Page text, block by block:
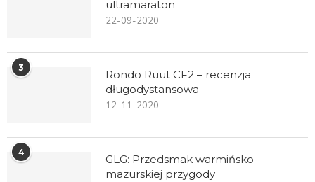
ultramaraton
22-09-2020
3
Rondo Ruut CF2 – recenzja
długodystansowa
12-11-2020
4
GLG: Przedsmak warmińsko-
mazurskiej przygody